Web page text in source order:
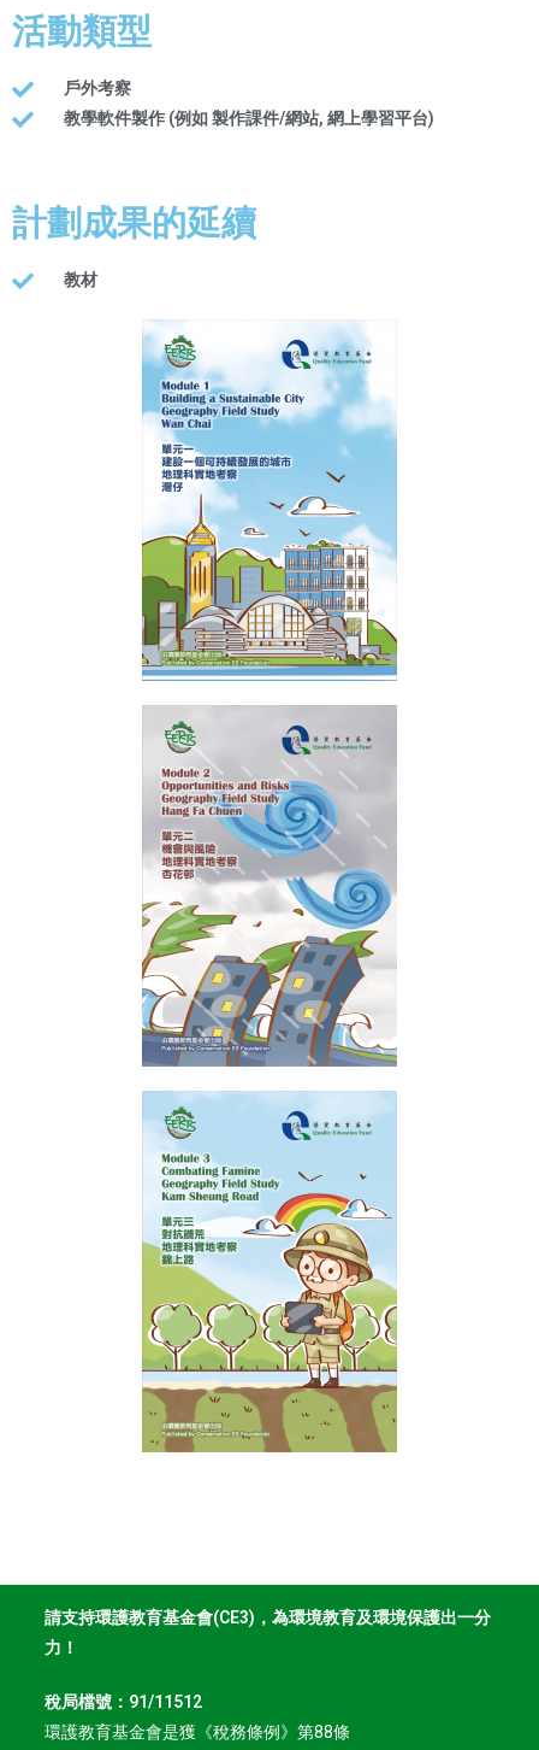
活動類型
戶外考察
教學軟件製作 (例如 製作課件/網站, 網上學習平台)
計劃成果的延續
教材
請支持環護教育基金會(CE3)，為環境教育及環境保護出一分
力！
稅局檔號：91/11512
環護教育基金會是獲《稅務條例》第88條